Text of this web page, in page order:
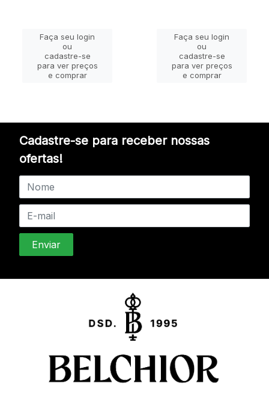
Faça seu login
ou
cadastre-se
para ver preços
e comprar
Faça seu login
ou
cadastre-se
para ver preços
e comprar
Cadastre-se para receber nossas
ofertas!